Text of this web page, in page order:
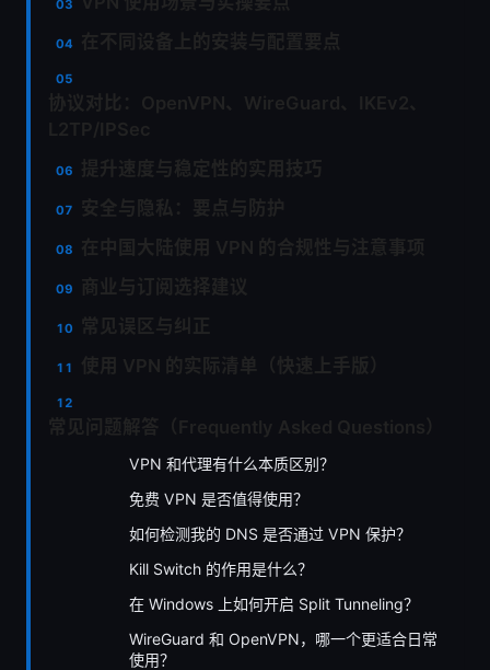
VPN 和代理有什么本质区别？
免费 VPN 是否值得使用？
如何检测我的 DNS 是否通过 VPN 保护？
Kill Switch 的作用是什么？
在 Windows 上如何开启 Split Tunneling？
WireGuard 和 OpenVPN，哪一个更适合日常
使用？